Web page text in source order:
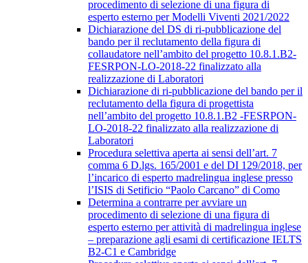
procedimento di selezione di una figura di
esperto esterno per Modelli Viventi 2021/2022
Dichiarazione del DS di ri-pubblicazione del
bando per il reclutamento della figura di
collaudatore nell’ambito del progetto 10.8.1.B2-
FESRPON-LO-2018-22 finalizzato alla
realizzazione di Laboratori
Dichiarazione di ri-pubblicazione del bando per il
reclutamento della figura di progettista
nell’ambito del progetto 10.8.1.B2 -FESRPON-
LO-2018-22 finalizzato alla realizzazione di
Laboratori
Procedura selettiva aperta ai sensi dell’art. 7
comma 6 D.lgs. 165/2001 e del DI 129/2018, per
l’incarico di esperto madrelingua inglese presso
l’ISIS di Setificio “Paolo Carcano” di Como
Determina a contrarre per avviare un
procedimento di selezione di una figura di
esperto esterno per attività di madrelingua inglese
– preparazione agli esami di certificazione IELTS
B2-C1 e Cambridge